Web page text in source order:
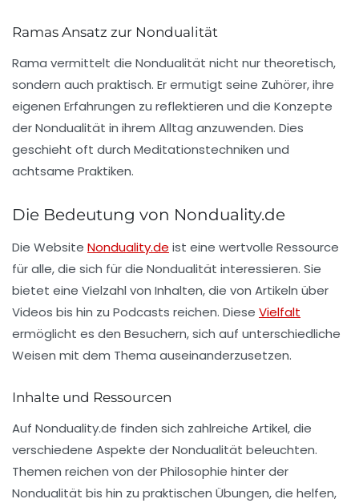
Ramas Ansatz zur Nondualität
Rama vermittelt die Nondualität nicht nur theoretisch,
sondern auch praktisch. Er ermutigt seine Zuhörer, ihre
eigenen Erfahrungen zu reflektieren und die Konzepte
der Nondualität in ihrem Alltag anzuwenden. Dies
geschieht oft durch Meditationstechniken und
achtsame Praktiken.
Die Bedeutung von Nonduality.de
Die Website Nonduality.de ist eine wertvolle Ressource
für alle, die sich für die Nondualität interessieren. Sie
bietet eine Vielzahl von Inhalten, die von Artikeln über
Videos bis hin zu Podcasts reichen. Diese Vielfalt
ermöglicht es den Besuchern, sich auf unterschiedliche
Weisen mit dem Thema auseinanderzusetzen.
Inhalte und Ressourcen
Auf Nonduality.de finden sich zahlreiche Artikel, die
verschiedene Aspekte der Nondualität beleuchten.
Themen reichen von der Philosophie hinter der
Nondualität bis hin zu praktischen Übungen, die helfen,